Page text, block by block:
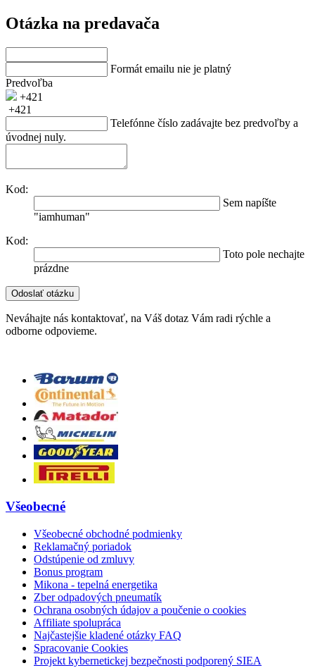
Otázka na predavača
Formát emailu nie je platný
Predvoľba
+421
+421
Telefónne číslo zadávajte bez predvoľby a
úvodnej nuly.
Kod:
Sem napíšte
"iamhuman"
Kod:
Toto pole nechajte
prázdne
Neváhajte nás kontaktovať, na Váš dotaz Vám radi rýchle a
odborne odpovieme.
Všeobecné
Všeobecné obchodné podmienky
Reklamačný poriadok
Odstúpenie od zmluvy
Bonus program
Mikona - tepelná energetika
Zber odpadových pneumatík
Ochrana osobných údajov a poučenie o cookies
Affiliate spolupráca
Najčastejšie kladené otázky FAQ
Spracovanie Cookies
Projekt kybernetickej bezpečnosti podporený SIEA